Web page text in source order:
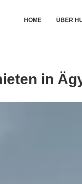
HOME ÜBER
in